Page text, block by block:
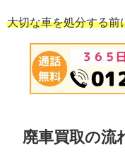
大切な車を処分する前
廃車買取の流